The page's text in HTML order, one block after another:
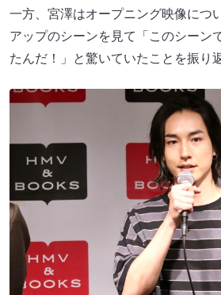
一方、宮澤はオープニング映像につ
アップのシーンを見て「このシーン
たんだ！」と驚いていたことを振り